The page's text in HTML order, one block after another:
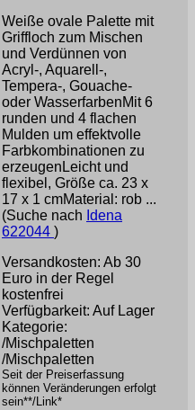
Weiße ovale Palette mit
Griffloch zum Mischen
und Verdünnen von
Acryl-, Aquarell-,
Tempera-, Gouache-
oder WasserfarbenMit 6
runden und 4 flachen
Mulden um effektvolle
Farbkombinationen zu
erzeugenLeicht und
flexibel, Größe ca. 23 x
17 x 1 cmMaterial: rob ...
(Suche nach Idena
622044 )
Versandkosten: Ab 30
Euro in der Regel
kostenfrei
Verfügbarkeit: Auf Lager
Kategorie:
/Mischpaletten
/Mischpaletten
Seit der Preiserfassung
können Veränderungen erfolgt
sein**/Link*